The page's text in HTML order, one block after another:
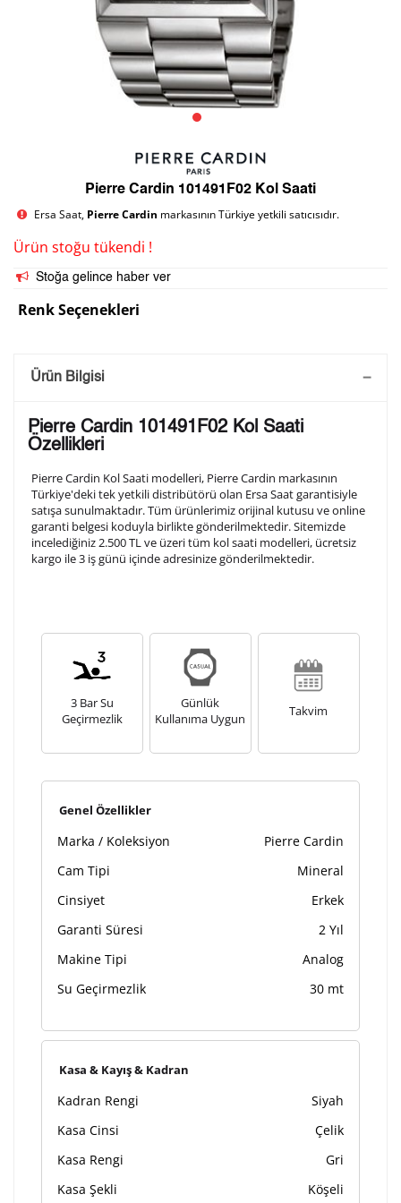
Pierre Cardin 101491F02 Kol Saati
Ersa Saat, Pierre Cardin markasının Türkiye yetkili satıcısıdır.
Ürün stoğu tükendi !
Stoğa gelince haber ver
Renk Seçenekleri
Saatini Kişiselleştir
arka kapağına gravür tekniği ile formda belirtmiş
olduğunuz şekilde işlenecektir.
1. Satır
10/ 10
2. Satır
10/ 10
Lütfen font seçiniz
Kişiselleştirilmiş ürünlerin teslim süresi gravür işleme
tamamlandıktan sonra siparişiniz kargoya verilecektir.
ürünlerde
Ürün Bilgisi
Pierre Cardin 101491F02 Kol Saati
Özellikleri
Pierre Cardin Kol Saati modelleri, Pierre Cardin markasının
Türkiye'deki tek yetkili distribütörü olan Ersa Saat garantisiyle
satışa sunulmaktadır. Tüm ürünlerimiz orijinal kutusu ve online
garanti belgesi koduyla birlikte gönderilmektedir. Sitemizde
incelediğiniz 2.500 TL ve üzeri tüm kol saati modelleri, ücretsiz
kargo ile 3 iş günü içinde adresinize gönderilmektedir.
3 Bar Su
Geçirmezlik
Günlük
Kullanıma Uygun
Takvim
Genel Özellikler
Marka / Koleksiyon
Pierre Cardin
Cam Tipi
Mineral
Cinsiyet
Erkek
Garanti Süresi
2 Yıl
Makine Tipi
Analog
Su Geçirmezlik
30 mt
Kasa & Kayış & Kadran
Kadran Rengi
Siyah
Kasa Cinsi
Çelik
Kasa Rengi
Gri
Kasa Şekli
Köşeli